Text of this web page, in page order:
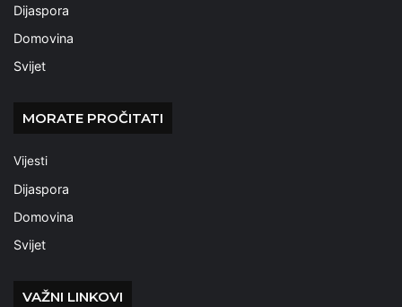
Dijaspora
Domovina
Svijet
MORATE PROČITATI
Vijesti
Dijaspora
Domovina
Svijet
VAŽNI LINKOVI